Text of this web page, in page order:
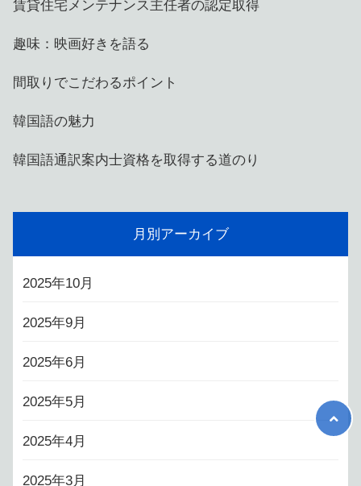
賃貸住宅メンテナンス主任者の認定取得
趣味：映画好きを語る
間取りでこだわるポイント
韓国語の魅力
韓国語通訳案内士資格を取得する道のり
月別アーカイブ
2025年10月
2025年9月
2025年6月
2025年5月
2025年4月
2025年3月